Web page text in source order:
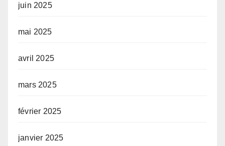
juin 2025
mai 2025
avril 2025
mars 2025
février 2025
janvier 2025